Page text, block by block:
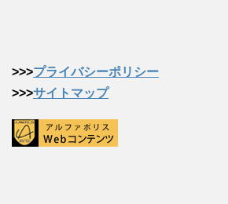
>>>プライバシーポリシー
>>>サイトマップ